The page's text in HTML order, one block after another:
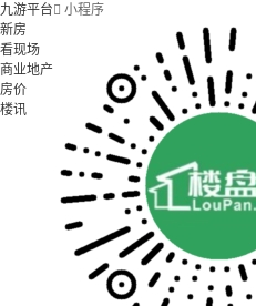
九游平台
新房
看现场
商业地产
房价
楼讯
 小程序